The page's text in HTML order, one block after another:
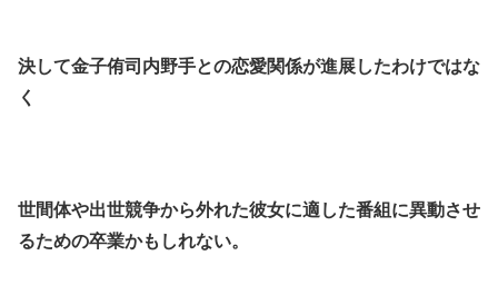
決して金子侑司内野手との恋愛関係が進展したわけではな
く
世間体や出世競争から外れた彼女に適した番組に異動させ
るための卒業かもしれない。